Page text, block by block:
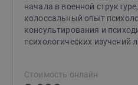
начала в военной
колоссальный опыт
консультирования и
психологических изучений
сплочение коллектива и
Стоимость онлайн